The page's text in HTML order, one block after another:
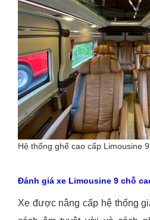
Hệ thống ghế cao cấp Limousine
Đánh giá xe Limousine 9 chỗ
Xe được nâng cấp hệ thống